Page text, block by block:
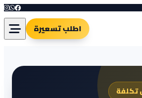
اطلب تسعيرة
تكلفة